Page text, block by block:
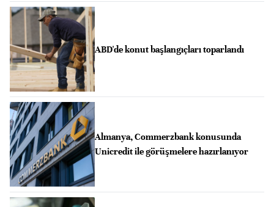
ABD'de konut başlangıçları toparlandı
Almanya, Commerzbank konusunda
Unicredit ile görüşmelere hazırlanıyor